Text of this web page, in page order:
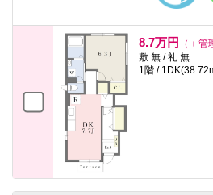
8.7万円
（＋管
敷 無 / 礼 無
1階 /